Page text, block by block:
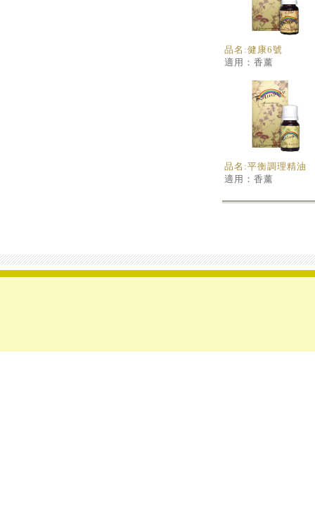
品名:健康6號
適用：香薰
品名:平衡調理精油
適用：香薰